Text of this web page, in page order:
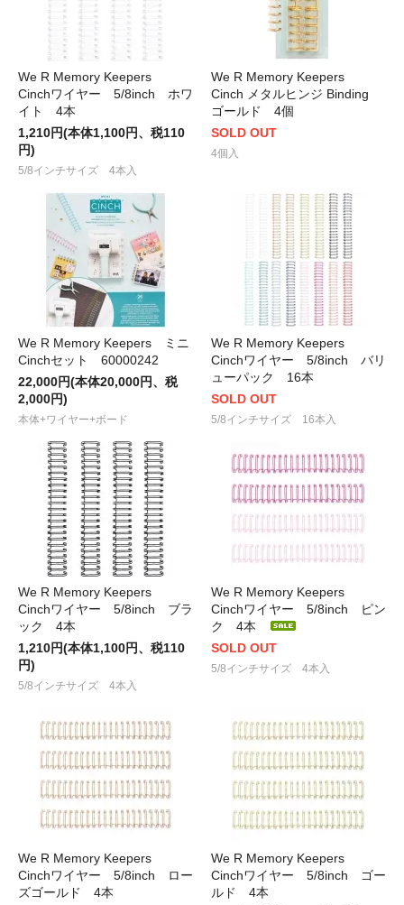
We R Memory Keepers
Cinchワイヤー 5/8inch ホワ
イト 4本
1,210円(本体1,100円、税110
円)
5/8インチサイズ 4本入
We R Memory Keepers
Cinch メタルヒンジ Binding
ゴールド 4個
SOLD OUT
4個入
We R Memory Keepers ミニ
Cinchセット 60000242
22,000円(本体20,000円、税
2,000円)
本体+ワイヤー+ボード
We R Memory Keepers
Cinchワイヤー 5/8inch バリ
ューパック 16本
SOLD OUT
5/8インチサイズ 16本入
We R Memory Keepers
Cinchワイヤー 5/8inch ブラ
ック 4本
1,210円(本体1,100円、税110
円)
5/8インチサイズ 4本入
We R Memory Keepers
Cinchワイヤー 5/8inch ピン
ク 4本
SOLD OUT
5/8インチサイズ 4本入
We R Memory Keepers
Cinchワイヤー 5/8inch ロー
ズゴールド 4本
We R Memory Keepers
Cinchワイヤー 5/8inch ゴー
ルド 4本